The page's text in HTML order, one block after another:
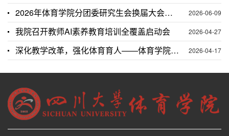
2026年体育学院分团委研究生会换届大会成功举办 2026-06-09
我院召开教师AI素养教育培训全覆盖启动会 2026-04-27
深化教学改革，强化体育育人——体育学院召开教学工作专题会 2026-04-17